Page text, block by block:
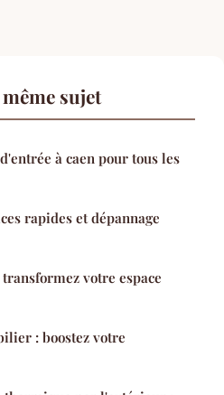
sujet
à caen pour tous les
rapides et dépannage
votre espace
: boostez votre